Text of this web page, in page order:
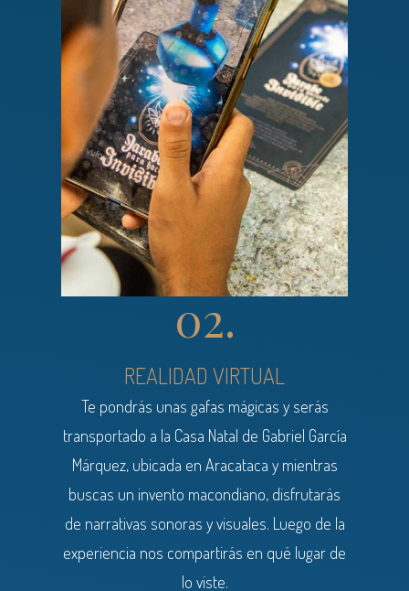
02.
REALIDAD VIRTUAL
Te pondrás unas gafas mágicas y serás
transportado a la Casa Natal de Gabriel García
Márquez, ubicada en Aracataca y mientras
buscas un invento macondiano, disfrutarás
de narrativas sonoras y visuales. Luego de la
experiencia nos compartirás en qué lugar de
lo viste.